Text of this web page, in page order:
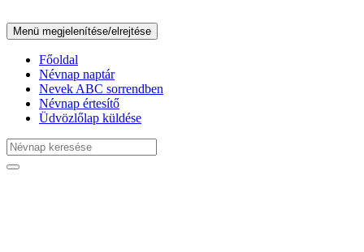
Menü megjelenítése/elrejtése
Főoldal
Névnap naptár
Nevek ABC sorrendben
Névnap értesítő
Üdvözlőlap küldése